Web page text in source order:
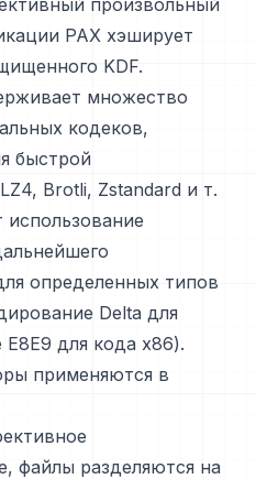
произвольный
PAX хэширует
KDF.
множество
кодеков,
быстрой
Brotli, Zstandard и т.
определенных типов
Delta для
для кода x86).
применяются в
файлы разделяются на